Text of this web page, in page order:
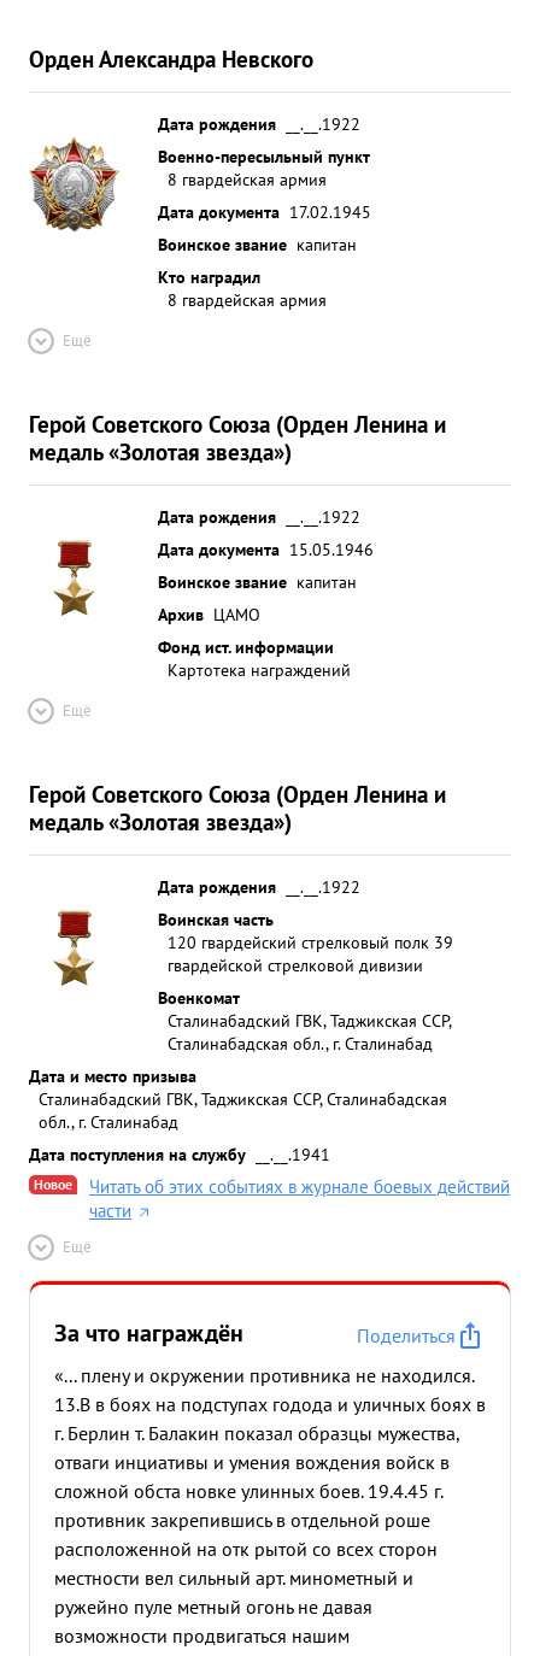
Орден Александра Невского
Дата рождения
__.__.1922
Военно-пересыльный пункт
8 гвардейская армия
Дата документа 17.02.1945
Воинское звание капитан
Кто наградил
8 гвардейская армия
Ещё
Герой Советского Союза (Орден Ленина и
медаль «Золотая звезда»)
Дата рождения
__.__.1922
Дата документа 15.05.1946
Воинское звание капитан
Архив ЦАМО
Фонд ист. информации
Картотека награждений
Ещё
Герой Советского Союза (Орден Ленина и
медаль «Золотая звезда»)
Дата рождения
__.__.1922
Воинская часть
120 гвардейский стрелковый полк 39
гвардейской стрелковой дивизии
Военкомат
Сталинабадский ГВК, Таджикская ССР,
Сталинабадская обл., г. Сталинабад
Дата и место призыва
Сталинабадский ГВК, Таджикская ССР, Сталинабадская
обл., г. Сталинабад
Дата поступления на службу
__.__.1941
Новое
Читать об этих событиях в журнале боевых действий
части
Ещё
За что награждён
Поделиться
«... плену и окружении противника не находился.
13.В в боях на подступах годода и уличных боях в
г. Берлин т. Балакин показал образцы мужества,
отваги инциативы и умения вождения войск в
сложной обста новке улинных боев. 19.4.45 г.
противник закрепившись в отдельной роше
расположенной на отк рытой со всех сторон
местности вел сильный арт. минометный и
ружейно пуле метный огонь не давая
возможности продвигаться нашим